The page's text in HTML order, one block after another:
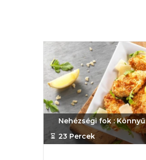
Nehézségi fok : Könnyű
23 Percek